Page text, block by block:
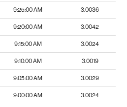
9:25:00 AM 3.0036
9:20:00 AM 3.0042
9:15:00 AM 3.0024
9:10:00 AM 3.0019
9:05:00 AM 3.0029
9:00:00 AM 3.0024